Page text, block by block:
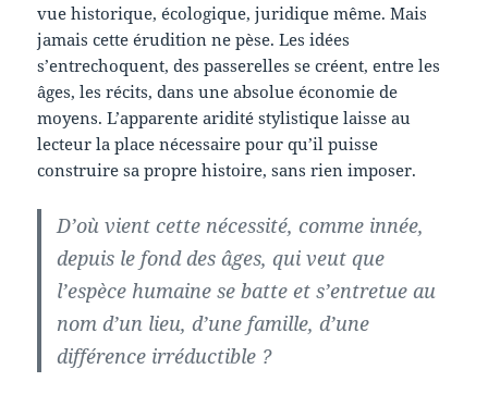
vue historique, écologique, juridique même. Mais
jamais cette érudition ne pèse. Les idées
s’entrechoquent, des passerelles se créent, entre les
âges, les récits, dans une absolue économie de
moyens. L’apparente aridité stylistique laisse au
lecteur la place nécessaire pour qu’il puisse
construire sa propre histoire, sans rien imposer.
D’où vient cette nécessité, comme innée,
depuis le fond des âges, qui veut que
l’espèce humaine se batte et s’entretue au
nom d’un lieu, d’une famille, d’une
différence irréductible ?